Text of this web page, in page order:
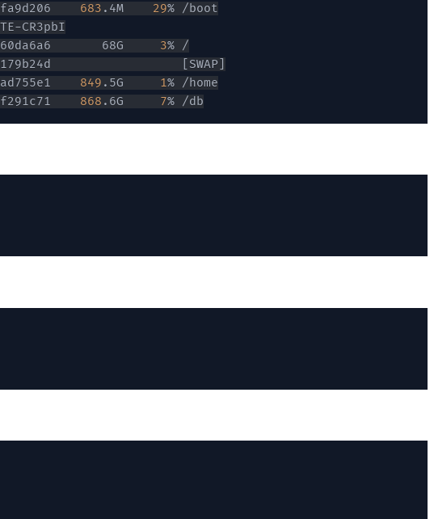
683 .4M 29
68G
3
b02a-f1ead179b24d
SWAP
849 .5G 1
868 .6G 7